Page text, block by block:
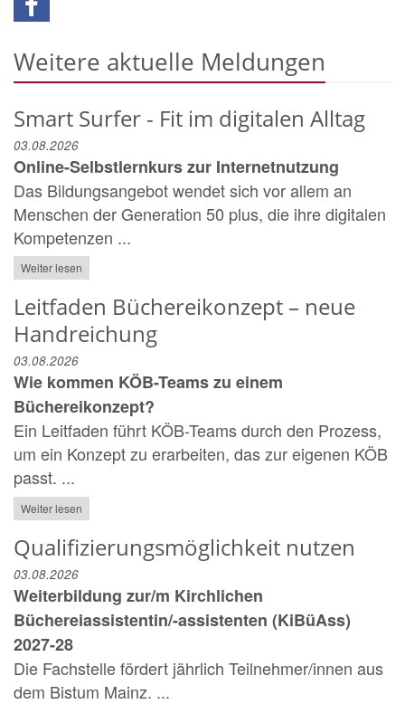
Weitere aktuelle Meldungen
Smart Surfer - Fit im digitalen Alltag
03.08.2026
Online-Selbstlernkurs zur Internetnutzung
Das Bildungsangebot wendet sich vor allem an
Menschen der Generation 50 plus, die ihre digitalen
Kompetenzen ...
Weiter lesen
Leitfaden Büchereikonzept – neue
Handreichung
03.08.2026
Wie kommen KÖB-Teams zu einem
Büchereikonzept?
Ein Leitfaden führt KÖB-Teams durch den Prozess,
um ein Konzept zu erarbeiten, das zur eigenen KÖB
passt. ...
Weiter lesen
Qualifizierungsmöglichkeit nutzen
03.08.2026
Weiterbildung zur/m Kirchlichen
Büchereiassistentin/-assistenten (KiBüAss)
2027-28
Die Fachstelle fördert jährlich Teilnehmer/innen aus
dem Bistum Mainz. ...